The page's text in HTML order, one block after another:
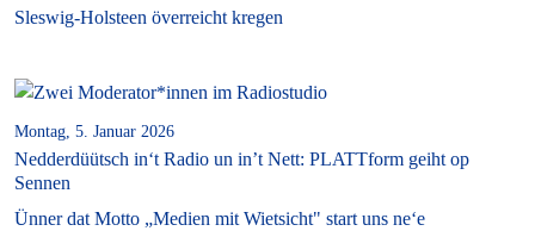
Sleswig-Holsteen överreicht kregen
Montag, 5. Januar 2026
Nedderdüütsch in‘t Radio un in’t Nett: PLATTform geiht op
Sennen
Ünner dat Motto „Medien mit Wietsicht" start uns ne‘e